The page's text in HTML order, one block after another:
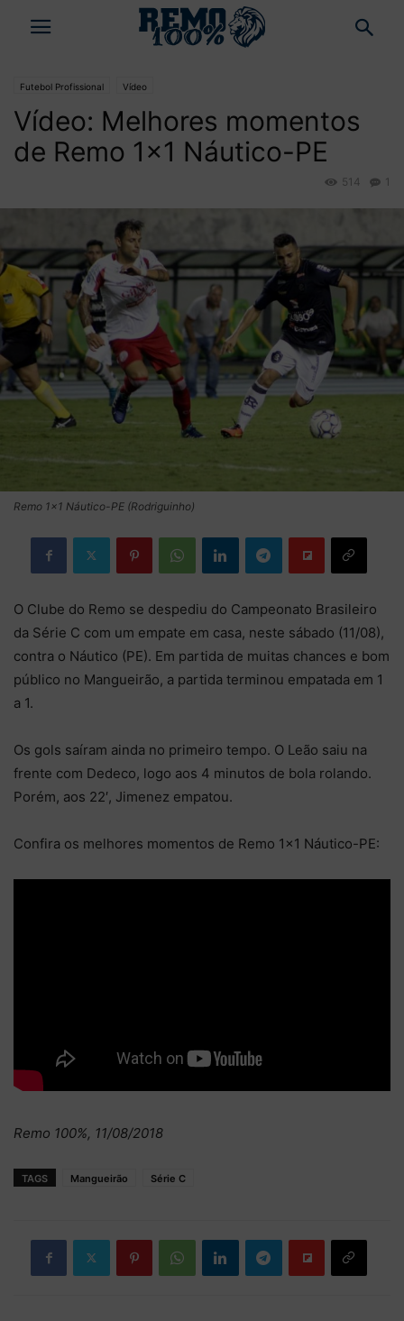
Futebol Profissional Vídeo
Vídeo: Melhores momentos
de Remo 1×1 Náutico-PE
1
514
Remo 1x1 Náutico-PE (Rodriguinho)
O Clube do Remo se despediu do Campeonato Brasileiro
da Série C com um empate em casa, neste sábado (11/08),
contra o Náutico (PE). Em partida de muitas chances e bom
público no Mangueirão, a partida terminou empatada em 1
a 1.
Os gols saíram ainda no primeiro tempo. O Leão saiu na
frente com Dedeco, logo aos 4 minutos de bola rolando.
Porém, aos 22′, Jimenez empatou.
Confira os melhores momentos de Remo 1×1 Náutico-PE:
Remo 100%, 11/08/2018
TAGS Mangueirão Série C